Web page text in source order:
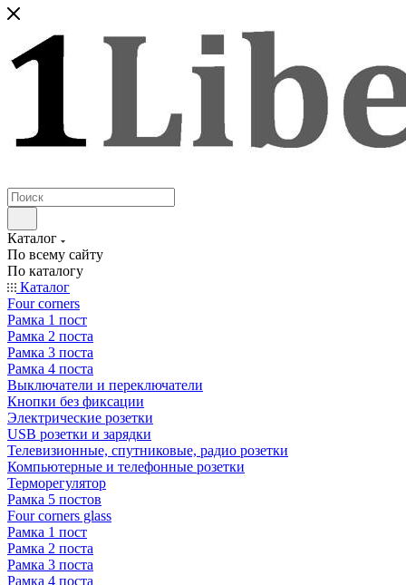
Каталог
По всему сайту
По каталогу
Каталог
Four corners
Рамка 1 пост
Рамка 2 поста
Рамка 3 поста
Рамка 4 поста
Выключатели и переключатели
Кнопки без фиксации
Электрические розетки
USB розетки и зарядки
Телевизионные, спутниковые, радио розетки
Компьютерные и телефонные розетки
Терморегулятор
Рамка 5 постов
Four corners glass
Рамка 1 пост
Рамка 2 поста
Рамка 3 поста
Рамка 4 поста